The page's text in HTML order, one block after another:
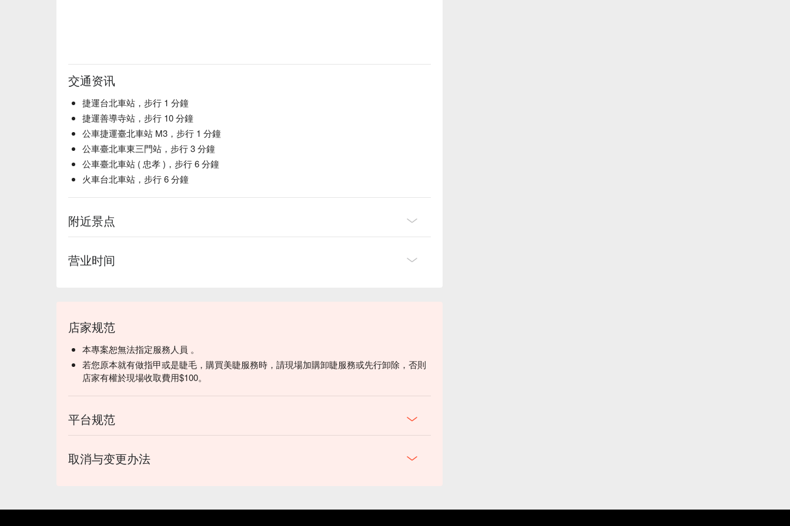
交通资讯
捷運台北車站，步行 1 分鐘
捷運善導寺站，步行 10 分鐘
公車捷運臺北車站 M3，步行 1 分鐘
公車臺北車東三門站，步行 3 分鐘
公車臺北車站 ( 忠孝 )，步行 6 分鐘
火車台北車站，步行 6 分鐘
附近景点
营业时间
店家规范
本專案恕無法指定服務人員 。
若您原本就有做指甲或是睫毛，購買美睫服務時，請現場加購卸睫服務或先行卸除，否則
店家有權於現場收取費用$100。
平台规范
取消与变更办法